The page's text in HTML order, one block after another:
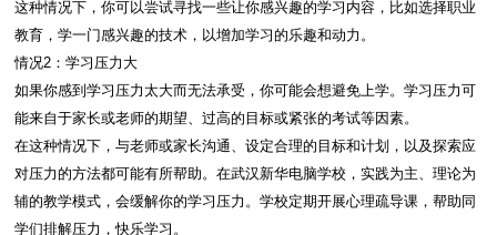
这种情况下，你可以尝试寻找一些让你感兴趣的学习内容，比如选择职业
教育，学一门感兴趣的技术，以增加学习的乐趣和动力。
情况2：学习压力大
如果你感到学习压力太大而无法承受，你可能会想避免上学。学习压力可
能来自于家长或老师的期望、过高的目标或紧张的考试等因素。
在这种情况下，与老师或家长沟通、设定合理的目标和计划，以及探索应
对压力的方法都可能有所帮助。在武汉新华电脑学校，实践为主、理论为
辅的教学模式，会缓解你的学习压力。学校定期开展心理疏导课，帮助同
学们排解压力，快乐学习。